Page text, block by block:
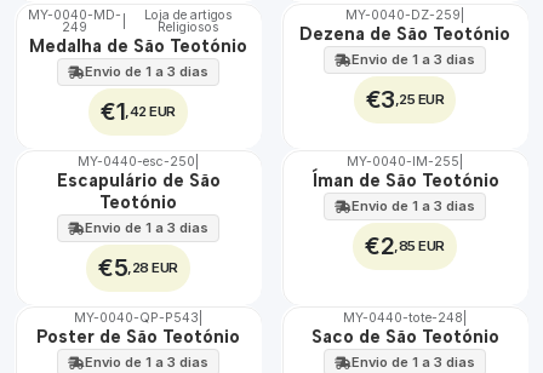
🇵🇹
100%
MY-0040-MD-
249
Loja de artigos
Religiosos
Medalha de São Teotónio
Envio de 1 a 3 dias
€1 ,42 EUR
🇵🇹
100%
MY-0040-DZ-259
Dezena de São Teotónio
Envio de 1 a 3 dias
€3 ,25 EUR
🇵🇹
MY-0440-esc-250
Escapulário de São
Teotónio
Envio de 1 a 3 dias
€5 ,28 EUR
🇵🇹
100%
MY-0040-IM-255
Íman de São Teotónio
Envio de 1 a 3 dias
€2 ,85 EUR
🇵🇹
100%
MY-0040-QP-P543
Poster de São Teotónio
Envio de 1 a 3 dias
🇵🇹
100%
MY-0440-tote-248
Saco de São Teotónio
Envio de 1 a 3 dias